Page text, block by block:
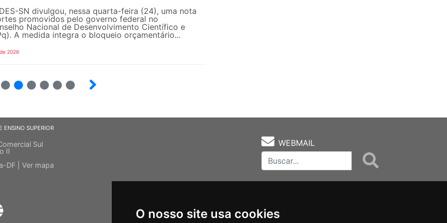
O nosso site usa cookies
SN divulgou, nessa quarta-feira (24), uma nota
promovidos pelo governo federal no
Nacional de Desenvolvimento Científico e
A medida integra o bloqueio orçamentário...
2026
ENSINO SUPERIOR
Sul
II
DF | Ver mapa
WEBMAIL